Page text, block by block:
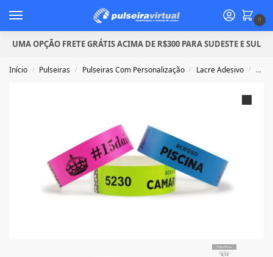
0
UMA OPÇÃO FRETE GRÁTIS ACIMA DE R$300 PARA SUDESTE E SUL
Início / Pulseiras / Pulseiras Com Personalização / Lacre Adesivo /